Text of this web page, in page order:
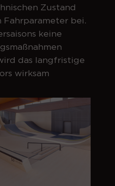
Zustand
Fahrparameter bei.
keine
das langfristige
wirksam